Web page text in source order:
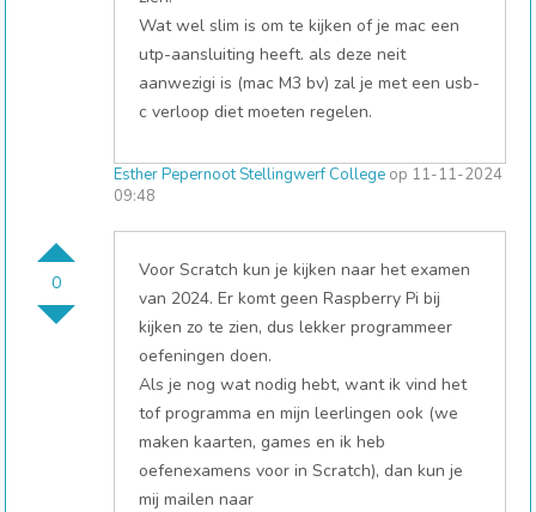
Wat wel slim is om te kijken of je mac een
utp-aansluiting heeft. als deze neit
aanwezigi is (mac M3 bv) zal je met een usb-
c verloop diet moeten regelen.
0
Esther Pepernoot Stellingwerf College op 11-11-2024
09:48
Voor Scratch kun je kijken naar het examen
van 2024. Er komt geen Raspberry Pi bij
kijken zo te zien, dus lekker programmeer
oefeningen doen.
Als je nog wat nodig hebt, want ik vind het
tof programma en mijn leerlingen ook (we
maken kaarten, games en ik heb
oefenexamens voor in Scratch), dan kun je
mij mailen naar